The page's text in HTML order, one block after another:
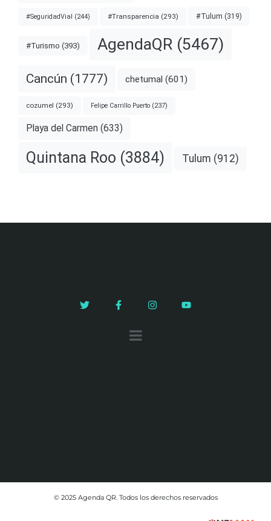
#SeguridadVial (244) #Transparencia (293) #Tulum (319)
#Turismo (393) AgendaQR (5467)
Cancún (1777) chetumal (601)
cozumel (293) Felipe Carrillo Puerto (237)
Playa del Carmen (633)
Quintana Roo (3884) Tulum (912)
© 2025 Agenda QR. Todos los derechos reservados